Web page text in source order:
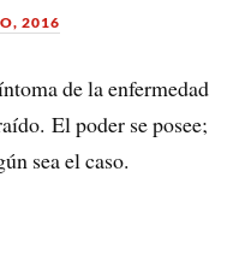
2016
de la enfermedad
El poder se posee;
sea el caso.